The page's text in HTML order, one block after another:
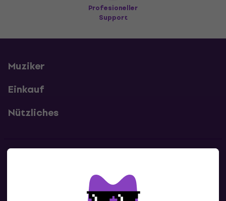
Profesioneller
Support
Muziker
Einkauf
Nützliches
Kontaktiere uns